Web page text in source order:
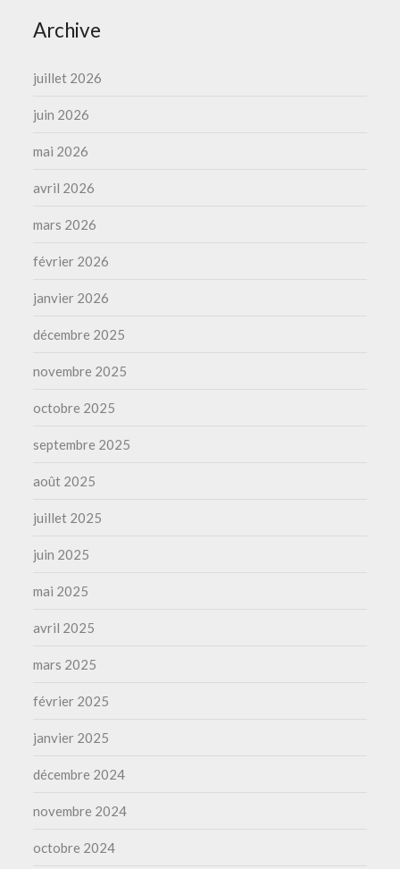
Archive
juillet 2026
juin 2026
mai 2026
avril 2026
mars 2026
février 2026
janvier 2026
décembre 2025
novembre 2025
octobre 2025
septembre 2025
août 2025
juillet 2025
juin 2025
mai 2025
avril 2025
mars 2025
février 2025
janvier 2025
décembre 2024
novembre 2024
octobre 2024